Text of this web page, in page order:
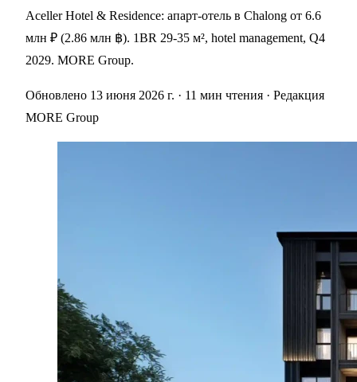
Aceller Hotel & Residence: апарт-отель в Chalong от 6.6
млн ₽ (2.86 млн ฿). 1BR 29-35 м², hotel management, Q4
2029. MORE Group.
Обновлено 13 июня 2026 г. · 11 мин чтения · Редакция
MORE Group